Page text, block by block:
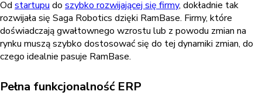
Od startupu do szybko rozwijającej się firmy, dokładnie tak
rozwijała się Saga Robotics dzięki RamBase. Firmy, które
doświadczają gwałtownego wzrostu lub z powodu zmian na
rynku muszą szybko dostosować się do tej dynamiki zmian, do
czego idealnie pasuje RamBase.
Pełna funkcjonalność ERP